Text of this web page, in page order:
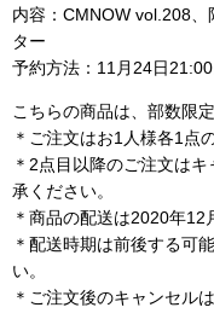
内容：CMNOW vol.208
ター
予約方法：11月24日
こちらの商品は、部数限
＊ご注文はお1人様各1点
＊2点目以降のご注文は
承ください。
＊商品の配送は2020年12
＊配送時期は前後する可
い。
＊ご注文後のキャンセル